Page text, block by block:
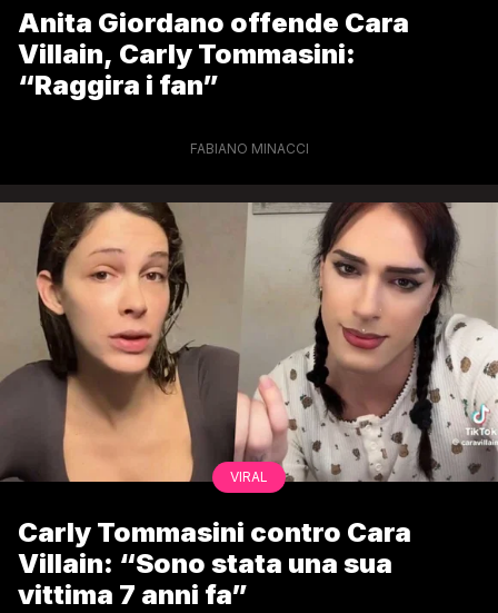
Anita Giordano offende Cara
Villain, Carly Tommasini:
“Raggira i fan”
FABIANO MINACCI
VIRAL
Carly Tommasini contro Cara
Villain: “Sono stata una sua
vittima 7 anni fa”